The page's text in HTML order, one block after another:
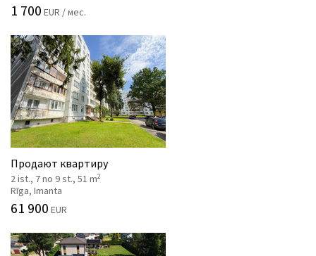
1 700 EUR / мес.
Продают квартиру
2 ist., 7 no 9 st., 51 m2
Rīga, Imanta
61 900 EUR